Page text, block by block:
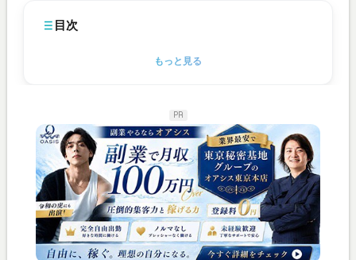
目次
もっと見る
PR